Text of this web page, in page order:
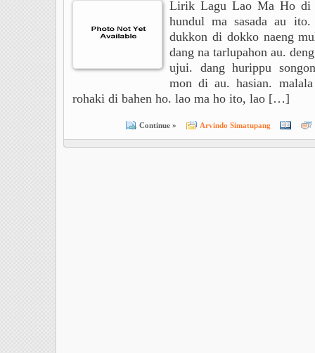
Lirik Lagu Lao Ma Ho di
hundul ma sasada au
dukkon di dokko naeng
dang na tarlupahon au.
ujui. dang hurippu
mon di au. hasian.
rohaki di bahen ho. lao ma ho ito, lao […]
Continue » Arvindo Simatupang